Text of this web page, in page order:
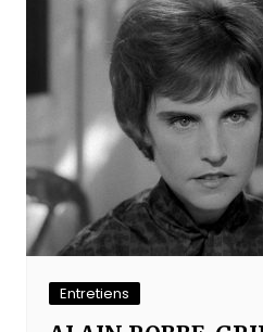
Entretiens